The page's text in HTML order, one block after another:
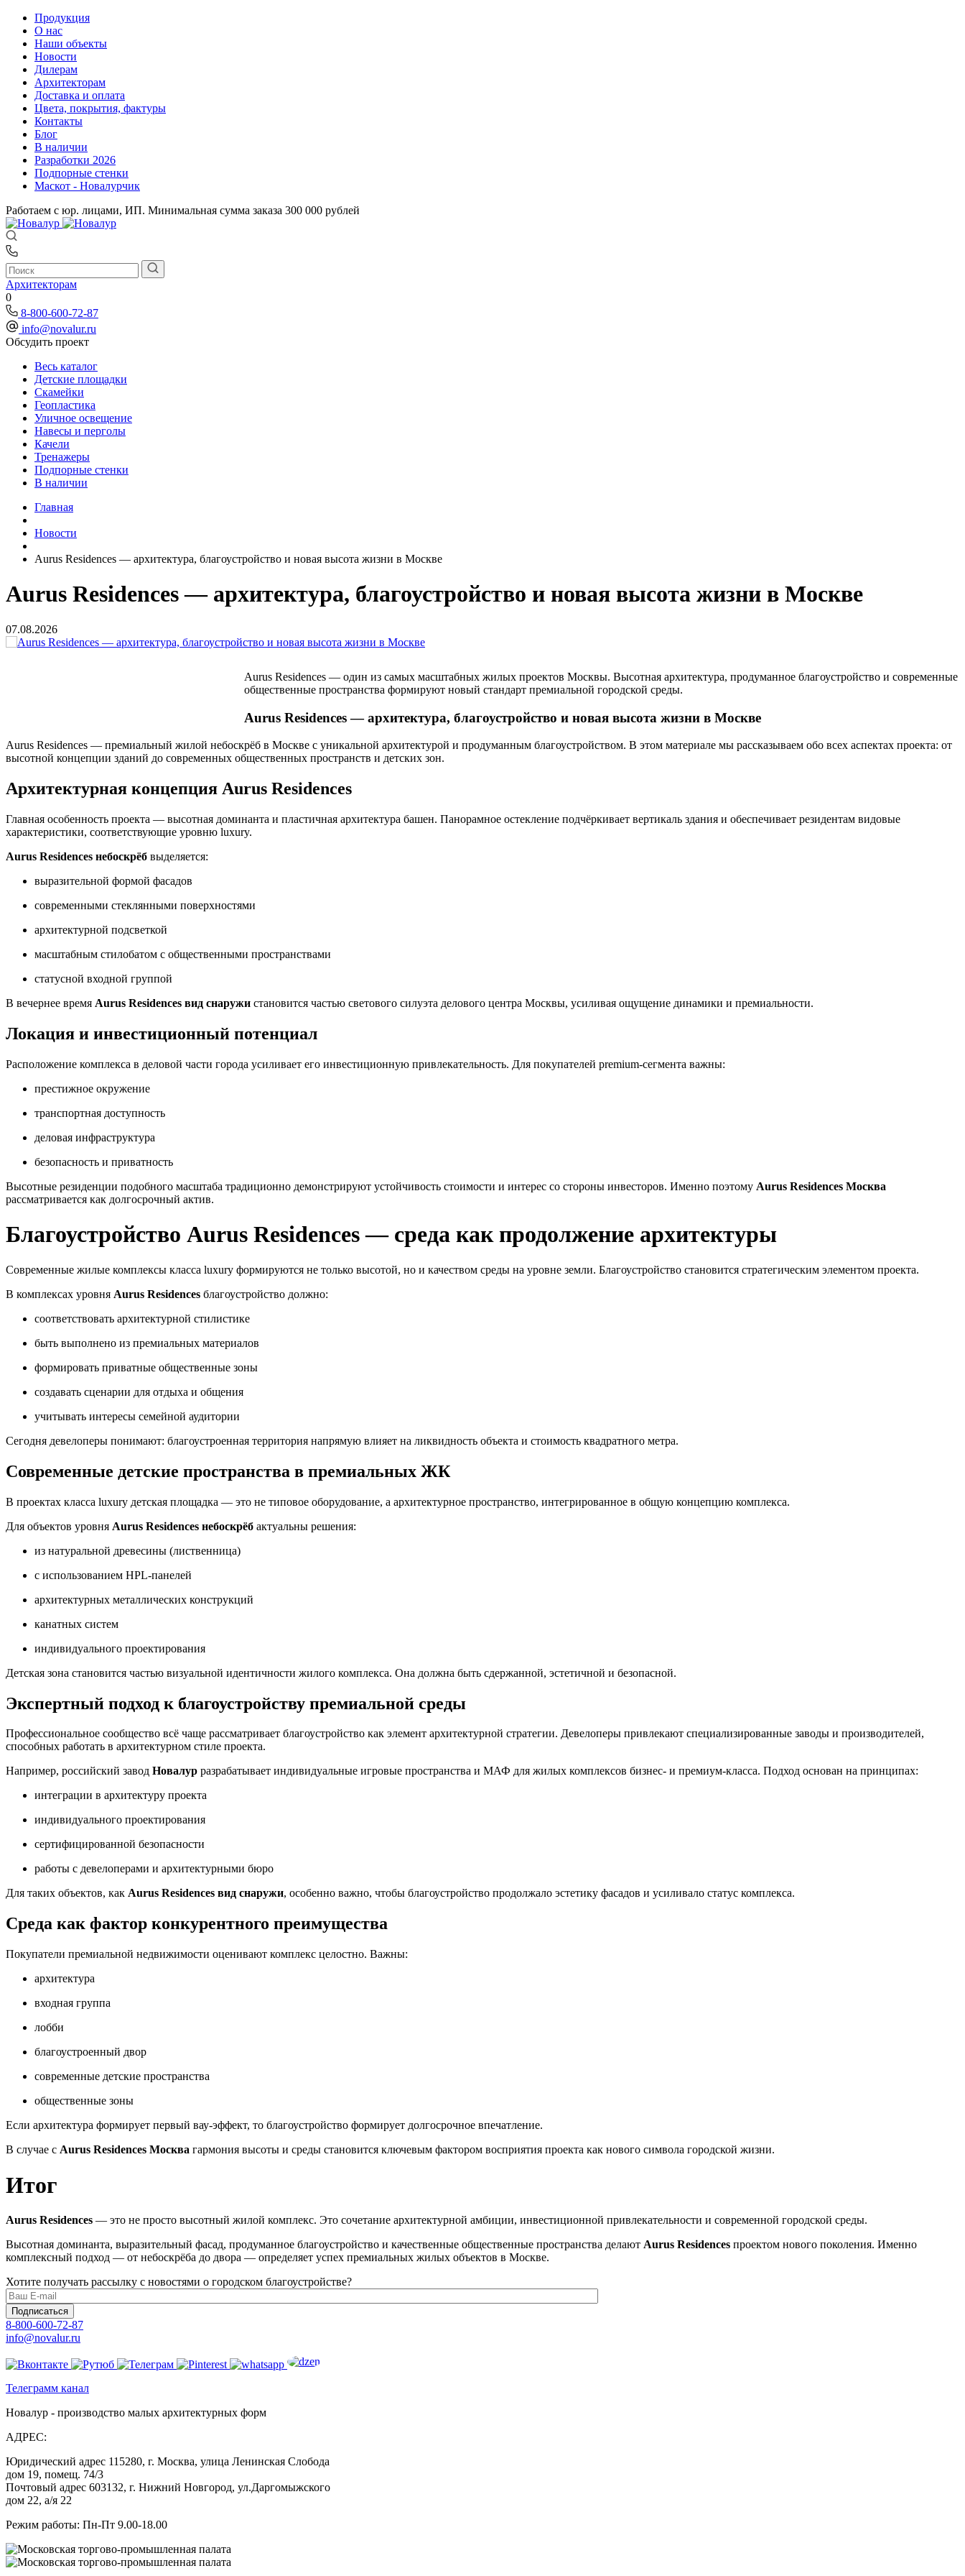
Продукция
О нас
Наши объекты
Новости
Дилерам
Архитекторам
Доставка и оплата
Цвета, покрытия, фактуры
Контакты
Блог
В наличии
Разработки 2026
Подпорные стенки
Маскот - Новалурчик
Работаем с юр. лицами, ИП. Минимальная сумма заказа 300 000 рублей
Архитекторам
0
8-800-600-72-87
info@novalur.ru
Обсудить проект
Весь каталог
Детские площадки
Скамейки
Геопластика
Уличное освещение
Навесы и перголы
Качели
Тренажеры
Подпорные стенки
В наличии
Главная
Новости
Aurus Residences — архитектура, благоустройство и новая высота жизни в Москве
Aurus Residences — архитектура, благоустройство и новая высота жизни в Москве
07.08.2026
Aurus Residences — один из самых масштабных жилых проектов Москвы. Высотная архитектура, продуманное благоустройство и современные
общественные пространства формируют новый стандарт премиальной городской среды.
Aurus Residences — архитектура, благоустройство и новая высота жизни в Москве
Aurus Residences — премиальный жилой небоскрёб в Москве с уникальной архитектурой и продуманным благоустройством. В этом материале мы рассказываем обо всех аспектах проекта: от
высотной концепции зданий до современных общественных пространств и детских зон.
Архитектурная концепция Aurus Residences
Главная особенность проекта — высотная доминанта и пластичная архитектура башен. Панорамное остекление подчёркивает вертикаль здания и обеспечивает резидентам видовые
характеристики, соответствующие уровню luxury.
Aurus Residences небоскрёб выделяется:
выразительной формой фасадов
современными стеклянными поверхностями
архитектурной подсветкой
масштабным стилобатом с общественными пространствами
статусной входной группой
В вечернее время Aurus Residences вид снаружи становится частью светового силуэта делового центра Москвы, усиливая ощущение динамики и премиальности.
Локация и инвестиционный потенциал
Расположение комплекса в деловой части города усиливает его инвестиционную привлекательность. Для покупателей premium-сегмента важны:
престижное окружение
транспортная доступность
деловая инфраструктура
безопасность и приватность
Высотные резиденции подобного масштаба традиционно демонстрируют устойчивость стоимости и интерес со стороны инвесторов. Именно поэтому Aurus Residences Москва
рассматривается как долгосрочный актив.
Благоустройство Aurus Residences — среда как продолжение архитектуры
Современные жилые комплексы класса luxury формируются не только высотой, но и качеством среды на уровне земли. Благоустройство становится стратегическим элементом проекта.
В комплексах уровня Aurus Residences благоустройство должно:
соответствовать архитектурной стилистике
быть выполнено из премиальных материалов
формировать приватные общественные зоны
создавать сценарии для отдыха и общения
учитывать интересы семейной аудитории
Сегодня девелоперы понимают: благоустроенная территория напрямую влияет на ликвидность объекта и стоимость квадратного метра.
Современные детские пространства в премиальных ЖК
В проектах класса luxury детская площадка — это не типовое оборудование, а архитектурное пространство, интегрированное в общую концепцию комплекса.
Для объектов уровня Aurus Residences небоскрёб актуальны решения:
из натуральной древесины (лиственница)
с использованием HPL-панелей
архитектурных металлических конструкций
канатных систем
индивидуального проектирования
Детская зона становится частью визуальной идентичности жилого комплекса. Она должна быть сдержанной, эстетичной и безопасной.
Экспертный подход к благоустройству премиальной среды
Профессиональное сообщество всё чаще рассматривает благоустройство как элемент архитектурной стратегии. Девелоперы привлекают специализированные заводы и производителей,
способных работать в архитектурном стиле проекта.
Например, российский завод Новалур разрабатывает индивидуальные игровые пространства и МАФ для жилых комплексов бизнес- и премиум-класса. Подход основан на принципах:
интеграции в архитектуру проекта
индивидуального проектирования
сертифицированной безопасности
работы с девелоперами и архитектурными бюро
Для таких объектов, как Aurus Residences вид снаружи, особенно важно, чтобы благоустройство продолжало эстетику фасадов и усиливало статус комплекса.
Среда как фактор конкурентного преимущества
Покупатели премиальной недвижимости оценивают комплекс целостно. Важны:
архитектура
входная группа
лобби
благоустроенный двор
современные детские пространства
общественные зоны
Если архитектура формирует первый вау-эффект, то благоустройство формирует долгосрочное впечатление.
В случае с Aurus Residences Москва гармония высоты и среды становится ключевым фактором восприятия проекта как нового символа городской жизни.
Итог
Aurus Residences — это не просто высотный жилой комплекс. Это сочетание архитектурной амбиции, инвестиционной привлекательности и современной городской среды.
Высотная доминанта, выразительный фасад, продуманное благоустройство и качественные общественные пространства делают Aurus Residences проектом нового поколения. Именно
комплексный подход — от небоскрёба до двора — определяет успех премиальных жилых объектов в Москве.
Хотите получать рассылку с новостями о городском благоустройстве?
Подписаться
8-800-600-72-87
info@novalur.ru
Телеграмм канал
Новалур - производство малых архитектурных форм
АДРЕС:
Юридический адрес 115280, г. Москва, улица Ленинская Слобода
дом 19, помещ. 74/3
Почтовый адрес 603132, г. Нижний Новгород, ул.Даргомыжского
дом 22, а/я 22
Режим работы: Пн-Пт 9.00-18.00